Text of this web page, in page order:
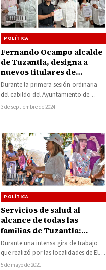
POLÍTICA
Fernando Ocampo alcalde
de Tuzantla, designa a
nuevos titulares de
dependencias municipales
Durante la primera sesión ordinaria
del cabildo del Ayuntamiento de
Tuzantla, se llevaron a cabo los
3 de septiembre de 2024
POLÍTICA
Servicios de salud al
alcance de todas las
familias de Tuzantla:
Jazmín Arroyo
Durante una intensa gira de trabajo
que realizó por las localidades de El
Fresno y El Pantano, la…
5 de mayo de 2021